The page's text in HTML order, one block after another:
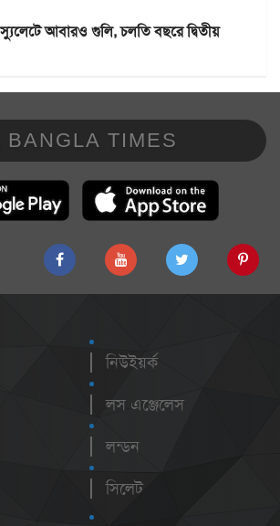
আবারও গুলি, চলতি বছরে দ্বিতীয়
BANGLA TIMES
নিউইয়র্ক
লস এঞ্জেলেস
লন্ডন
সিলেট